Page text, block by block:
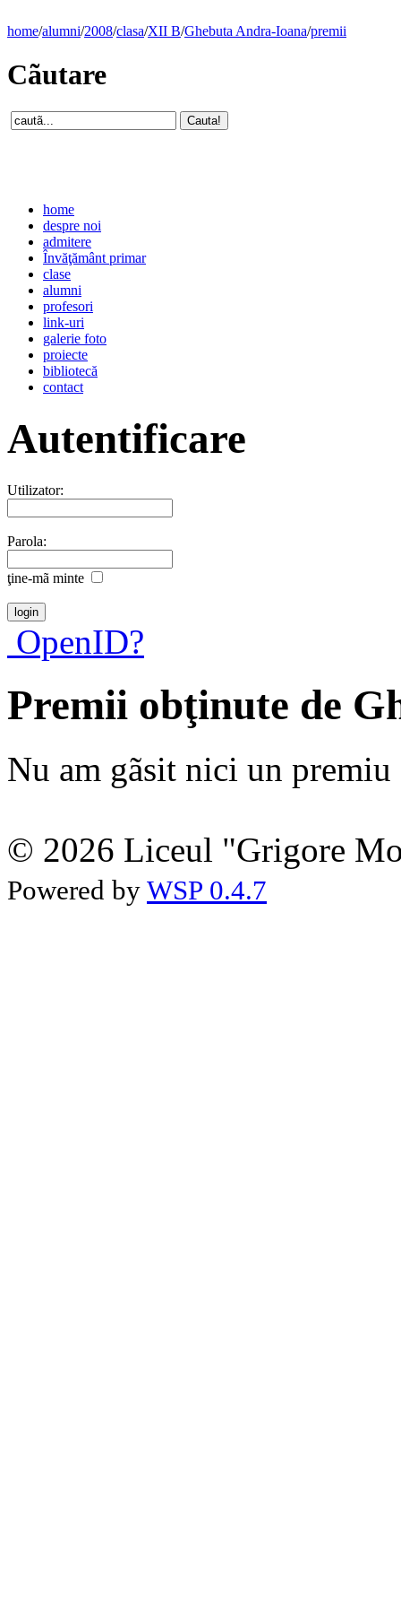
home/alumni/2008/clasa/XII B/Ghebuta Andra-Ioana/premii
Cãutare
home
despre noi
admitere
Învăţământ primar
clase
alumni
profesori
link-uri
galerie foto
proiecte
bibliotecă
contact
Autentificare
Utilizator:
Parola:
ţine-mã minte
OpenID?
Premii obţinute de
Nu am gãsit nici un premiu
© 2026 Liceul "Grigore
Powered by WSP 0.4.7